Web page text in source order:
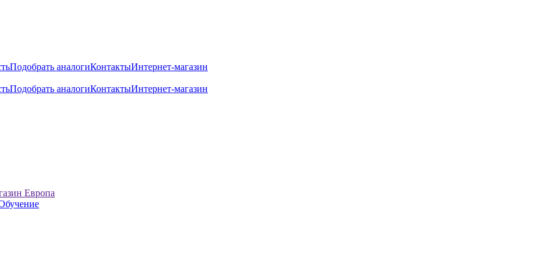
Подобрать аналогиКонтактыИнтернет-магазин
Подобрать аналогиКонтактыИнтернет-магазин
Европа